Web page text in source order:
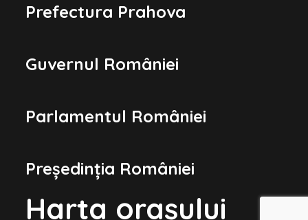
Prefectura Prahova
Guvernul României
Parlamentul României
Președinția României
Harta orașului